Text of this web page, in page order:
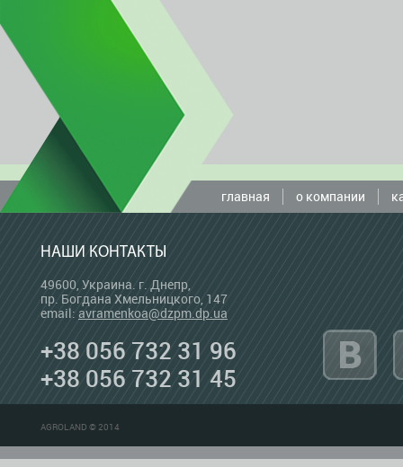
главная о компании
НАШИ КОНТАКТЫ
49600, Украина. г. Днепр,
пр. Богдана Хмельницкого, 147
email: avramenkoa@dzpm.dp.ua
+38 056 732 31 96
+38 056 732 31 45
AGROLAND © 2014